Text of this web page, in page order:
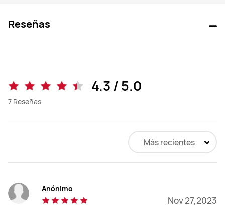
Reseñas
4.3 / 5.0
7 Reseñas
Más recientes
Anónimo
Nov 27,2023